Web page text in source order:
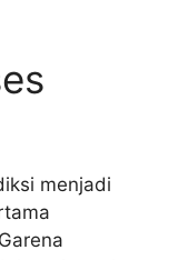
menjadi